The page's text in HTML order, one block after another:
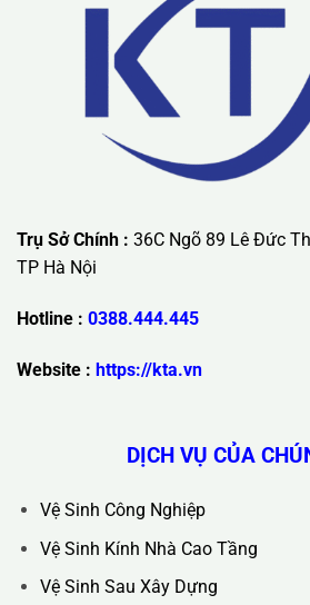
Lưu ý: Liên hệ chúng tôi được áp
mãi ưu đãi có giá trị lớn